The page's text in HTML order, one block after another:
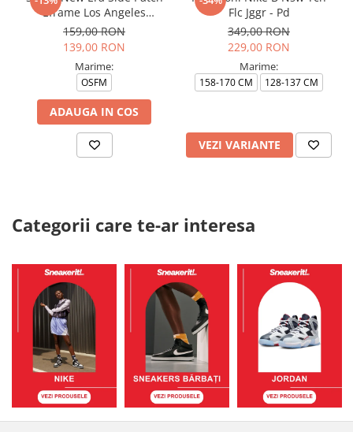
Eframe Los Angeles
Dodgers Brs
159,00 RON
139,00 RON
Marime:
OSFM
ADAUGA IN COS
Flc Jggr - Pd
349,00 RON
229,00 RON
Marime:
158-170 CM 128-137 CM
VEZI VARIANTE
Categorii care te-ar interesa